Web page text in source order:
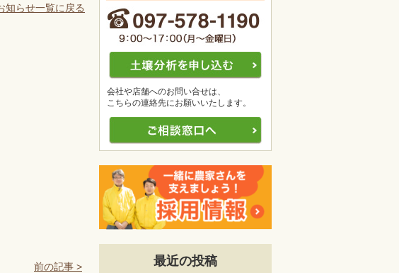
知らせ一覧に戻る
前の記事 >
会社や店舗へのお問い合せは、
こちらの連絡先にお願いいたします。
最近の投稿